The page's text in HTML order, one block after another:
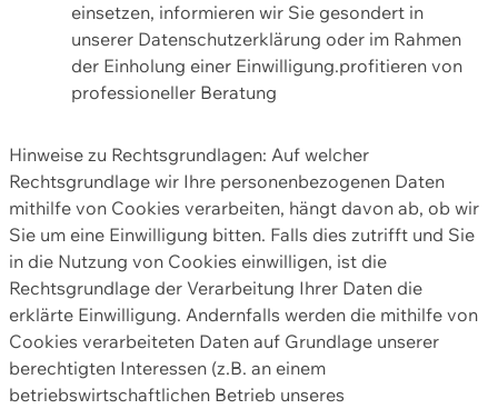
einsetzen, informieren wir Sie gesondert in
unserer Datenschutzerklärung oder im Rahmen
der Einholung einer Einwilligung.profitieren von
professioneller Beratung
Hinweise zu Rechtsgrundlagen: Auf welcher
Rechtsgrundlage wir Ihre personenbezogenen Daten
mithilfe von Cookies verarbeiten, hängt davon ab, ob wir
Sie um eine Einwilligung bitten. Falls dies zutrifft und Sie
in die Nutzung von Cookies einwilligen, ist die
Rechtsgrundlage der Verarbeitung Ihrer Daten die
erklärte Einwilligung. Andernfalls werden die mithilfe von
Cookies verarbeiteten Daten auf Grundlage unserer
berechtigten Interessen (z.B. an einem
betriebswirtschaftlichen Betrieb unseres